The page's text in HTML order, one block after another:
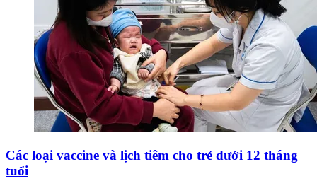
Các loại vaccine và lịch tiêm cho trẻ dưới 12 tháng
tuổi